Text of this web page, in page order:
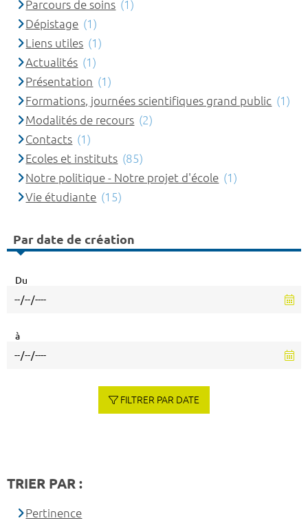
Parcours de soins (1)
Dépistage (1)
Liens utiles (1)
Actualités (1)
Présentation (1)
Formations, journées scientifiques grand public (1)
Modalités de recours (2)
Contacts (1)
Ecoles et instituts (85)
Notre politique - Notre projet d'école (1)
Vie étudiante (15)
Par date de création
Du
à
FILTRER PAR DATE
TRIER PAR :
Pertinence